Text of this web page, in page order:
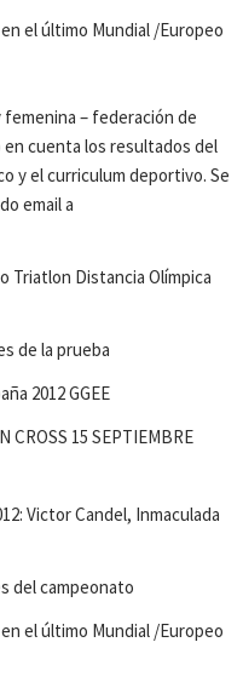
el último Mundial /Europeo
– federación de
cuenta los resultados del
y el curriculum deportivo. Se
email a
Triatlon Distancia Olímpica
de la prueba
2012 GGEE
CROSS 15 SEPTIEMBRE
Victor Candel, Inmaculada
del campeonato
el último Mundial /Europeo